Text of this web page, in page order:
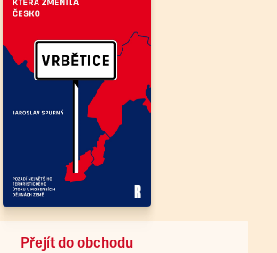
Přejít do obchodu